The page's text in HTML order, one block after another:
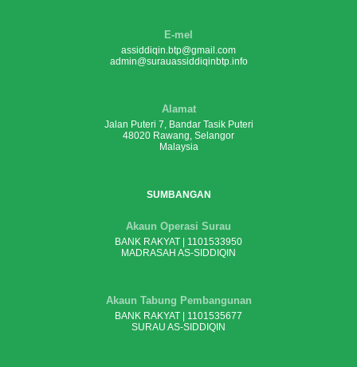
E-mel
assiddiqin.btp@gmail.com
admin@surauassiddiqinbtp.info
Alamat
Jalan Puteri 7, Bandar Tasik Puteri
48020 Rawang, Selangor
Malaysia
SUMBANGAN
Akaun Operasi Surau
BANK RAKYAT | 1101533950
MADRASAH AS-SIDDIQIN
Akaun Tabung Pembangunan
BANK RAKYAT | 1101535677
SURAU AS-SIDDIQIN